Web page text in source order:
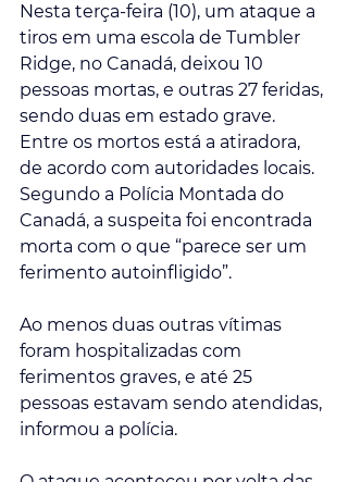
Nesta terça-feira (10), um ataque a
tiros em uma escola de Tumbler
Ridge, no Canadá, deixou 10
pessoas mortas, e outras 27 feridas,
sendo duas em estado grave.
Entre os mortos está a atiradora,
de acordo com autoridades locais.
Segundo a Polícia Montada do
Canadá, a suspeita foi encontrada
morta com o que “parece ser um
ferimento autoinfligido”.
Ao menos duas outras vítimas
foram hospitalizadas com
ferimentos graves, e até 25
pessoas estavam sendo atendidas,
informou a polícia.